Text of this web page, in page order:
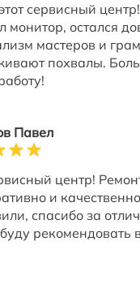
сервисный центр!
монитор, остался
мастеров и
похвалы.
Павел
центр!
и
спасибо за
рекомендовать